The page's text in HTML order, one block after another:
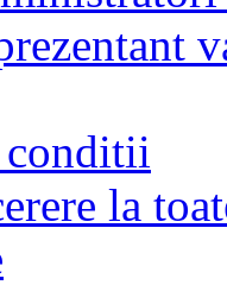
conditii
la